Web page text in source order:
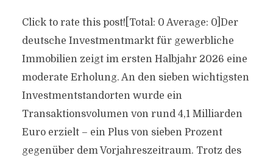
Click to rate this post![Total: 0 Average: 0]Der
deutsche Investmentmarkt für gewerbliche
Immobilien zeigt im ersten Halbjahr 2026 eine
moderate Erholung. An den sieben wichtigsten
Investmentstandorten wurde ein
Transaktionsvolumen von rund 4,1 Milliarden
Euro erzielt – ein Plus von sieben Prozent
gegenüber dem Vorjahreszeitraum. Trotz des